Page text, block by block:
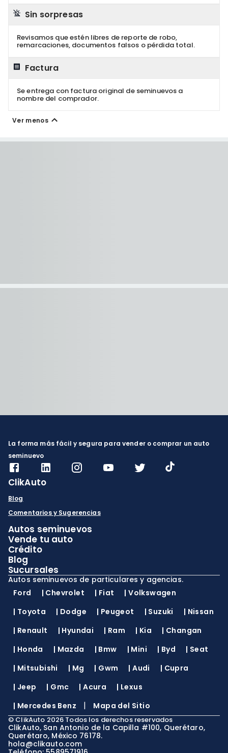
Sin sorpresas
Revisamos que estén libres de reporte de robo,
remarcaciones, documentos falsos o pérdida total.
Factura
Se entrega con factura original de seminuevos a
nombre del comprador.
Ver menos
La forma más fácil y segura para vender o comprar un auto
seminuevo
ClikAuto
Blog
Comentarios y Sugerencias
Autos seminuevos
Vende tu auto
Crédito
Blog
Sucursales
Autos seminuevos de particulares y agencias.
Ford
| Chevrolet | Fiat |Volkswagen
| Toyota | Dodge | Peugeot | Suzuki | Nissan
| Renault | Hyundai | Ram | Kia | Changan
| Honda | Mazda | Bmw | Mini | Byd | Seat
| Mitsubishi | Mg | Gwm |Audi | Cupra
| Jeep | Gmc |Acura | Lexus
| Mercedes Benz | Mapa del Sitio
© ClikAuto 2026 Todos los derechos reservados
ClikAuto, San Antonio de la Capilla #100, Querétaro,
Querétaro, México 76178.
hola@clikauto.com